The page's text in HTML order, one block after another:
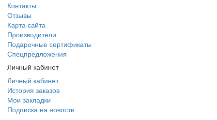
Контакты
Отзывы
Карта сайта
Производители
Подарочные сертификаты
Спецпредложения
Личный кабинет
Личный кабинет
История заказов
Мои закладки
Подписка на новости